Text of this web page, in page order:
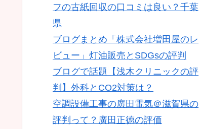
フの古紙回収の口コミは良い？千葉
県
ブログまとめ「株式会社増田屋のレ
ビュー」灯油販売とSDGsの評判
ブログで話題【浅木クリニックの評
判】外科とCO2対策は？
空調設備工事の廣田電気＠滋賀県の
評判って？廣田正徳の評価